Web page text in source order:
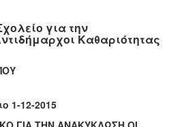
για την
Καθαριότητας
12-2015